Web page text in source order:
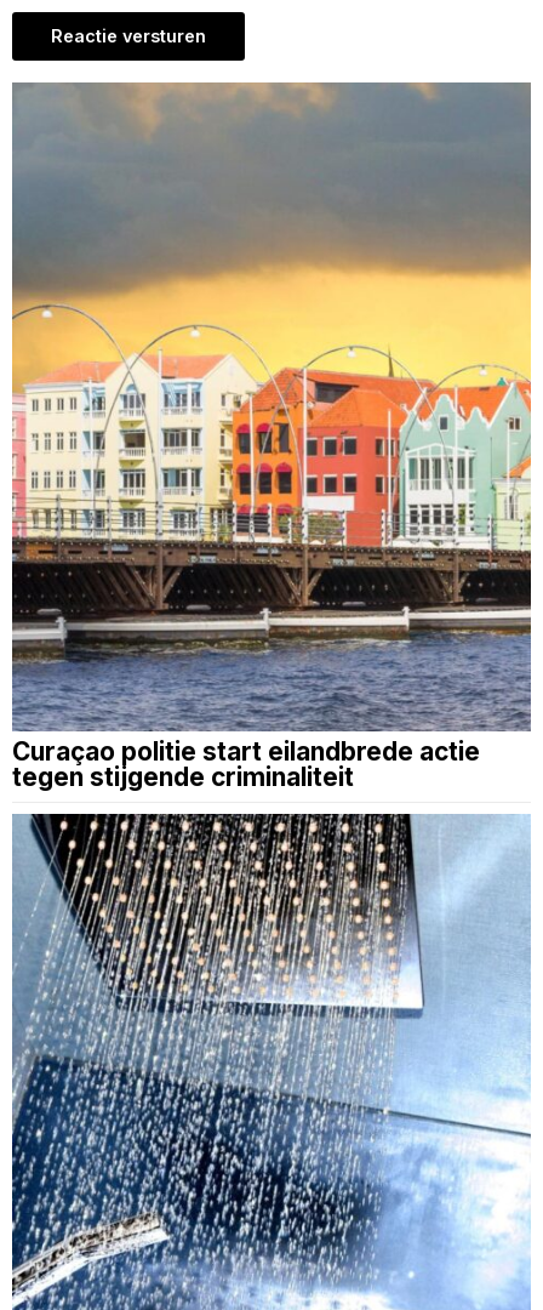
Curaçao politie start eilandbrede actie
tegen stijgende criminaliteit